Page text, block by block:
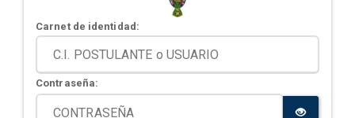
Carnet de identidad:
Contraseña: